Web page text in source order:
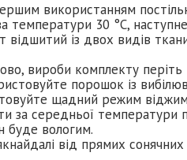
використанням
температури 30 °C,
відшитий із двох видів
вироби комплекту
порошок із
щадний режим
за середньої температури
буде вологим.
від прямих сонячних